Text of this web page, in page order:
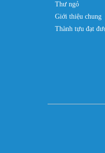
Thư ngỏ
Giới thiệu chung
Thành tựu đạt